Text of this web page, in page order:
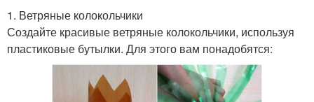
1. Ветряные колокольчики
Создайте красивые ветряные колокольчики, используя
пластиковые бутылки. Для этого вам понадобятся: